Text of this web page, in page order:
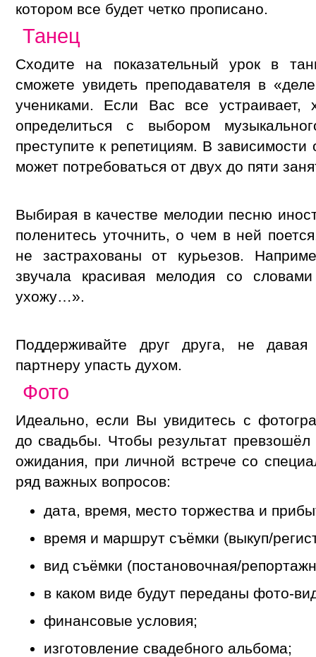
котором все будет четко прописано.
Танец
Сходите на показательный урок в
сможете увидеть преподавателя в
учениками. Если Вас все устраивает,
определиться с выбором
преступите к репетициям. В
может потребоваться от двух до пяти
Выбирая в качестве мелодии песню
поленитесь уточнить, о чем в ней
не застрахованы от курьезов.
звучала красивая мелодия со
ухожу…».
Поддерживайте друг друга, не
партнеру упасть духом.
Фото
Идеально, если Вы увидитесь с
до свадьбы. Чтобы результат
ожидания, при личной встрече со
ряд важных вопросов:
дата, время, место торжества и
время и маршрут съёмки (выкуп/
вид съёмки (постановочная/
в каком виде будут переданы фото-
финансовые условия;
изготовление свадебного альбома;